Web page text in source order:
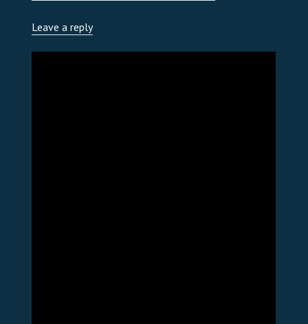
Leave a reply